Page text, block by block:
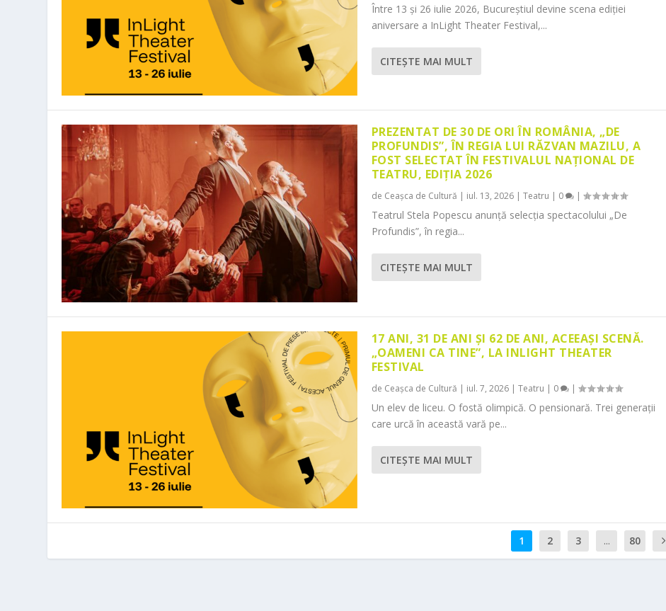
Între 13 și 26 iulie 2026, Bucureștiul devine scena ediției
aniversare a InLight Theater Festival,...
CITEŞTE MAI MULT
PREZENTAT DE 30 DE ORI ÎN ROMÂNIA, „DE
PROFUNDIS”, ÎN REGIA LUI RĂZVAN MAZILU, A
FOST SELECTAT ÎN FESTIVALUL NAȚIONAL DE
TEATRU, EDIȚIA 2026
de Ceașca de Cultură | iul. 13, 2026| Teatru | 0 |
Teatrul Stela Popescu anunță selecția spectacolului „De
Profundis”, în regia...
CITEŞTE MAI MULT
17 ANI, 31 DE ANI ȘI 62 DE ANI, ACEEAȘI SCENĂ.
„OAMENI CA TINE”, LA INLIGHT THEATER
FESTIVAL
de Ceașca de Cultură | iul. 7, 2026| Teatru | 0 |
Un elev de liceu. O fostă olimpică. O pensionară. Trei generații
care urcă în această vară pe...
CITEŞTE MAI MULT
1 2 3 ... 80